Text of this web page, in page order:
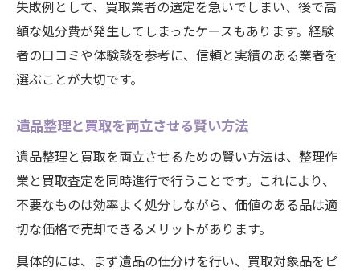
失敗例として、買取業者の選定を急いでしまい、後で高
額な処分費が発生してしまったケースもあります。経験
者の口コミや体験談を参考に、信頼と実績のある業者を
選ぶことが大切です。
遺品整理と買取を両立させる賢い方法
遺品整理と買取を両立させるための賢い方法は、整理作
業と買取査定を同時進行で行うことです。これにより、
不要なものは効率よく処分しながら、価値のある品は適
切な価格で売却できるメリットがあります。
具体的には、まず遺品の仕分けを行い、買取対象品をピ